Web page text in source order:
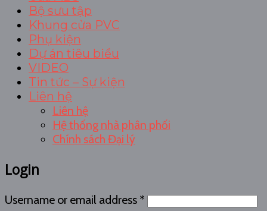
Bộ sưu tập
Khung cửa PVC
Phụ kiện
Dự án tiêu biểu
VIDEO
Tin tức – Sự kiện
Liên hệ
Liên hệ
Hệ thống nhà phân phối
Chính sách Đại lý
Login
Username or email address *